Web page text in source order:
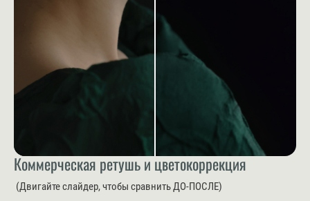
Коммерческая ретушь и цветокоррекция
(Двигайте слайдер, чтобы сравнить ДО-ПОСЛЕ)